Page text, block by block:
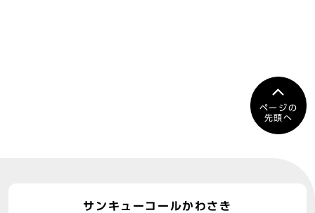
ページの
先頭へ
サンキューコールかわさき